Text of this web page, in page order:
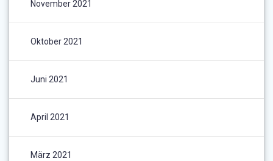
November 2021
Oktober 2021
Juni 2021
April 2021
März 2021